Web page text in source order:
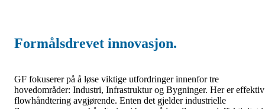
Formålsdrevet innovasjon.
GF fokuserer på å løse viktige utfordringer innenfor tre
hovedområder: Industri, Infrastruktur og Bygninger. Her er effektiv
flowhåndtering avgjørende. Enten det gjelder industrielle